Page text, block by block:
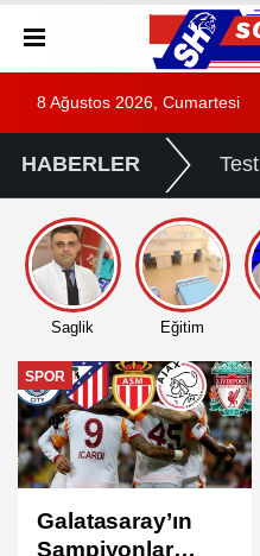
8 Ağustos 2026, Cumartesi
HABERLER Test
Saglik Eğitim
EĞITIM
2025-YKS
Yerleştirme